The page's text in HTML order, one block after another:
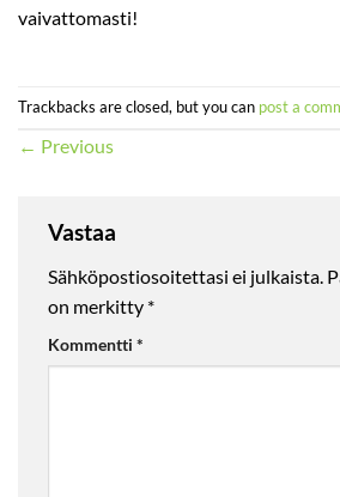
vaivattomasti!
Trackbacks are closed, but you can post a
← Previous
Vastaa
Sähköpostiosoitettasi ei julkaista.
on merkitty *
Kommentti *